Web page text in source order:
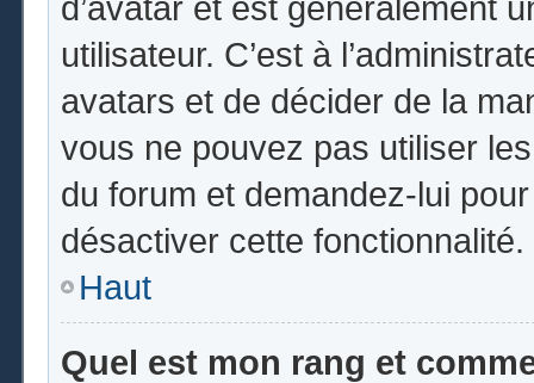
utilisateur. C’est à
avatars et de décider de la
vous ne pouvez pas utiliser
du forum et demandez-lui
désactiver cette fonctionnalité.
Haut
Quel est mon rang et